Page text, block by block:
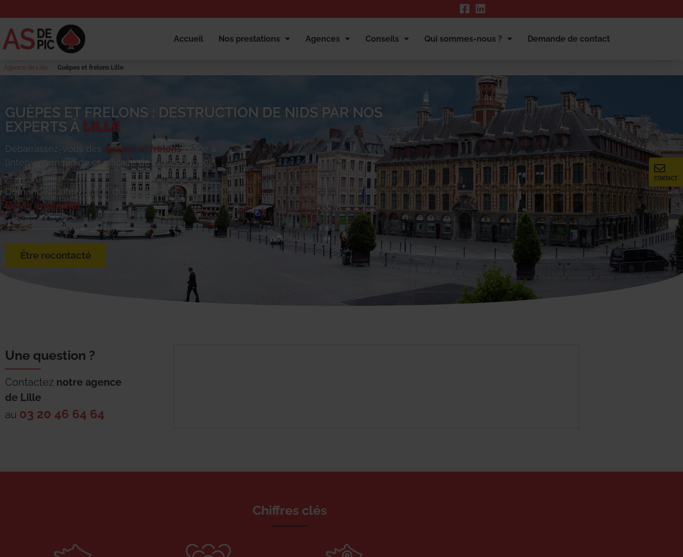
Accueil Nos prestations Agences Conseils Qui sommes-nous ? Demande de contact
Agence de Lille Guêpes et frelons Lille
CONTACT
GUÊPES ET FRELONS : DESTRUCTION DE NIDS PAR NOS
EXPERTS À LILLE
Débarrassez-vous des guêpes et frelonsgrâce à
l’intervention rapide et efficace de professionnels.
Demandez l’intervention d’un technicien.
Devis immédiat
Être recontacté
Une question ?
Contactez notre agence
de Lille
au 03 20 46 64 64
Chiffres clés